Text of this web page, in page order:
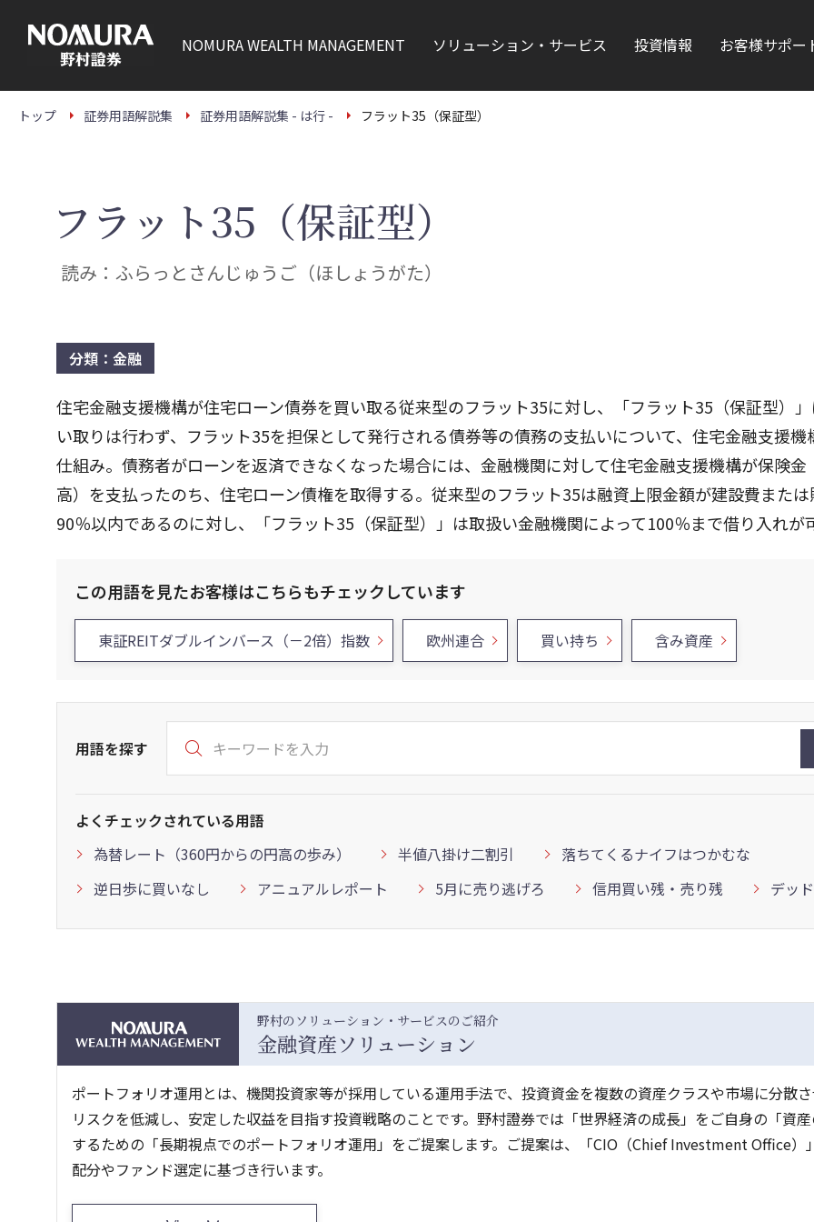
本
NOMURAWEALTH MANAGEMENT ソリューション・サービス 投資情報 お客様サポー
トップ 証券用語解説集 証券用語解説集 - は行 - フラット35（保証型）
フラット35（保証型）
読み：ふらっとさんじゅうご（ほしょうがた）
分類：金融
住宅金融支援機構が住宅ローン債券を買い取る従来型のフラット35に対し、「フラット35（保証型）
い取りは行わず、フラット35を担保として発行される債券等の債務の支払いについて、住宅金融支援機
仕組み。債務者がローンを返済できなくなった場合には、金融機関に対して住宅金融支援機構が保険金
高）を支払ったのち、住宅ローン債権を取得する。従来型のフラット35は融資上限金額が建設費また
90％以内であるのに対し、「フラット35（保証型）」は取扱い金融機関によって100％まで借り入れが
この用語を見たお客様はこちらもチェックしています
東証REITダブルインバース（－2倍）指数 欧州連合 買い持ち 含み資産
用語を探す
よくチェックされている用語
為替レート（360円からの円高の歩み）
半値八掛け二割引
落ちてくるナイフはつかむな
逆日歩に買いなし
アニュアルレポート 5月に売り逃げろ 信用買い残・売り残 デッ
野村のソリューション・サービスのご紹介
金融資産ソリューション
ポートフォリオ運用とは、機関投資家等が採用している運用手法で、投資資金を複数の資産クラスや市場に分散
リスクを低減し、安定した収益を目指す投資戦略のことです。野村證券では「世界経済の成長」をご自身の「資
するための「長期視点でのポートフォリオ運用」をご提案します。ご提案は、「CIO（Chief Investment Office）
配分やファンド選定に基づき行います。